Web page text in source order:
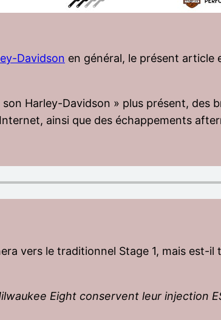
Davidson en général, le présent article
son Harley-Davidson » plus présent, des
ainsi que des échappements
vers le traditionnel Stage 1, mais est-
Eight conservent leur injection